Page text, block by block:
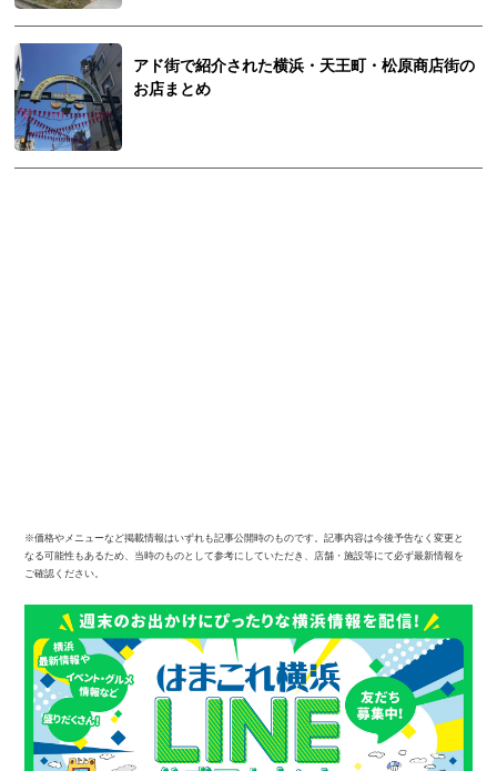
アド街で紹介された横浜・天王町・松原商店街の
お店まとめ
※価格やメニューなど掲載情報はいずれも記事公開時のものです。記事内容は今後予告なく変更と
なる可能性もあるため、当時のものとして参考にしていただき、店舗・施設等にて必ず最新情報を
ご確認ください。